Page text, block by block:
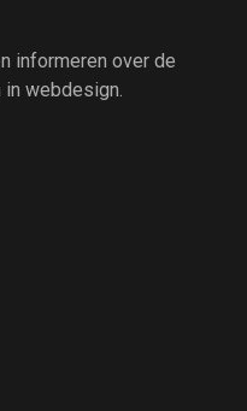
informeren over de
webdesign.